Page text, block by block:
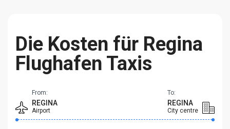
Die Kosten für Regina
Flughafen Taxis
From:
REGINA
Airport
To:
REGINA
City centre